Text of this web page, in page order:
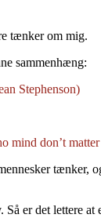
tænker om mig.
sammenhæng:
Stephenson)
mind don’t
tænker,
er det lettere at